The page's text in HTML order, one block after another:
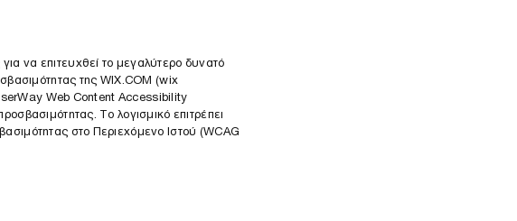
να επιτευχθεί το μεγαλύτερο δυνατό
της WIX.COM (wix
Web Content Accessibility
Το λογισμικό επιτρέπει
στο Περιεχόμενο Ιστού (WCAG